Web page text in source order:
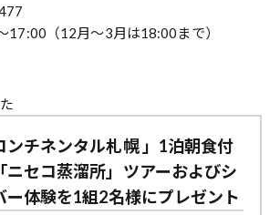
17:00（12月～3月は18:00まで）
ンチネンタル札幌 」1泊朝食付
ニセコ蒸溜所」ツアーおよびシ
ー体験を1組2名様にプレゼント